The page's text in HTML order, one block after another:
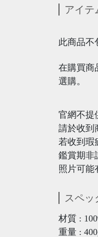
アイテ
此商品不
在購買商
選購。
官網不提
請於收到
若收到瑕
鑑賞期非
照片可能
スペッ
材質 :
重量 :